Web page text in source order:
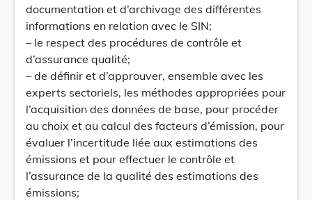
documentation et d’archivage des différentes
informations en relation avec le SIN;
– le respect des procédures de contrôle et
d’assurance qualité;
– de définir et d’approuver, ensemble avec les
experts sectoriels, les méthodes appropriées pour
l’acquisition des données de base, pour procéder
au choix et au calcul des facteurs d’émission, pour
évaluer l’incertitude liée aux estimations des
émissions et pour effectuer le contrôle et
l’assurance de la qualité des estimations des
émissions;